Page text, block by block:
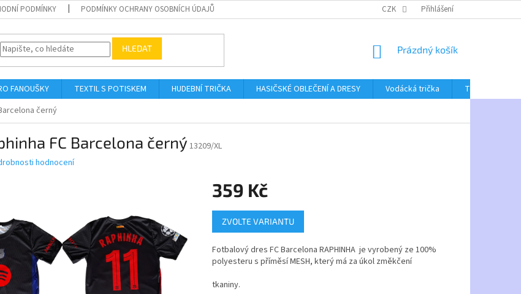
PODMÍNKY PODMÍNKY OCHRANY OSOBNÍCH ÚDAJŮ CZK Přihlášení
HLEDAT
NÁKUPNÍ
Prázdný košík
FANOUŠKY TEXTIL S POTISKEM HUDEBNÍ TRIČKA HASIČSKÉ OBLEČENÍ A DRESY Vodácká trička
Textil bez
černý
FC Barcelona černý 13209/XL
hodnocení
359 Kč
Měrná
cena:
ZVOLTE VARIANTU
Fotbalový dres FC Barcelona RAPHINHA je vyrobený ze 100%
polyesteru s příměsí MESH, který má za úkol změkčení
tkaniny.